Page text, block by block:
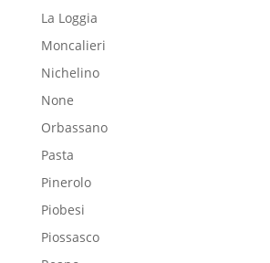
La Loggia
Moncalieri
Nichelino
None
Orbassano
Pasta
Pinerolo
Piobesi
Piossasco